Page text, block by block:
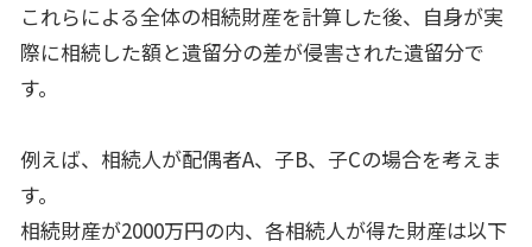
これらによる全体の相続財産を計算した後、自身が実
際に相続した額と遺留分の差が侵害された遺留分で
す。
例えば、相続人が配偶者A、子B、子Cの場合を考えま
す。
相続財産が2000万円の内、各相続人が得た財産は以下